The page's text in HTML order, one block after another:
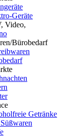
Geräte
Video,
Bürobedarf
Getränke